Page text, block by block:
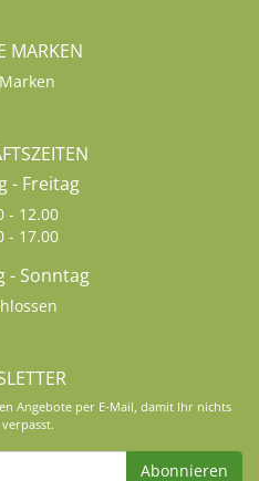
MARKEN
- Freitag
- 12.00
- 17.00
- Sonntag
Angebote per E-Mail, damit Ihr nichts
Abonnieren